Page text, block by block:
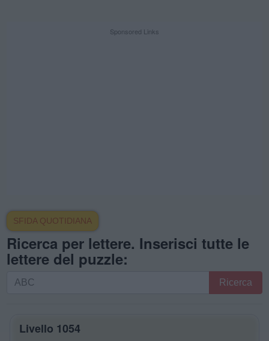
Sponsored Links
SFIDA QUOTIDIANA
Ricerca per lettere. Inserisci tutte le
lettere del puzzle:
Ricerca
tutte
Ricerca
Livello 1054